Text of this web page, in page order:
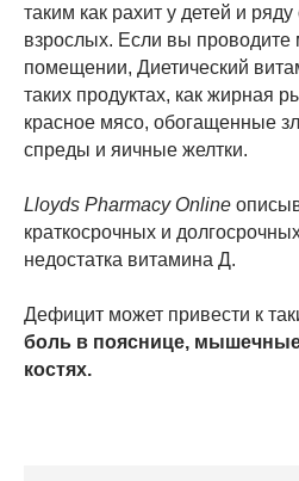
таким как рахит у детей и
взрослых. Если вы проводите
помещении, Диетический
таких продуктах, как жирная
красное мясо, обогащенные
спреды и яичные желтки.
Lloyds Pharmacy Online
краткосрочных и
недостатка витамина Д.
Дефицит может привести к
боль в пояснице,
костях.